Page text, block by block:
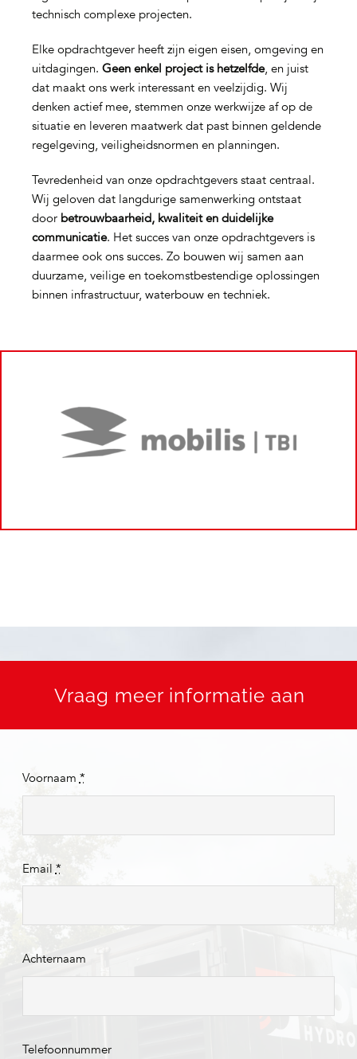
technisch complexe projecten.
Elke opdrachtgever heeft zijn eigen eisen, omgeving en
uitdagingen. Geen enkel project is hetzelfde, en juist
dat maakt ons werk interessant en veelzijdig. Wij
denken actief mee, stemmen onze werkwijze af op de
situatie en leveren maatwerk dat past binnen geldende
regelgeving, veiligheidsnormen en planningen.
Tevredenheid van onze opdrachtgevers staat centraal.
Wij geloven dat langdurige samenwerking ontstaat
door betrouwbaarheid, kwaliteit en duidelijke
communicatie. Het succes van onze opdrachtgevers is
daarmee ook ons succes. Zo bouwen wij samen aan
duurzame, veilige en toekomstbestendige oplossingen
binnen infrastructuur, waterbouw en techniek.
Vraag meer informatie aan
Voornaam *
Email *
Achternaam
Telefoonnummer